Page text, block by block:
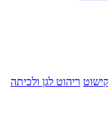
ריהוט לגן ולכיתה